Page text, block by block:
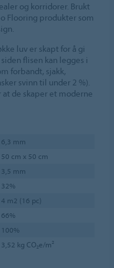
og korridorer. Brukt
Flooring produkter som
luv er skapt for å gi
flisen kan legges i
forbandt, sjakk,
svinn til under 2 %).
de skaper et moderne
6,3 mm
50 cm x 50 cm
3,5 mm
32%
4 m2 (16 pc)
66%
100%
3,52 kg CO₂e/m²